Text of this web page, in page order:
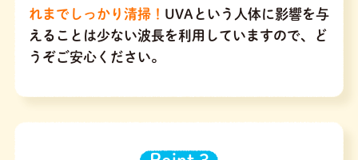
れまでしっかり清掃！ UVAという人体に影響を与
えることは少ない波長を利用していますので、ど
うぞご安心ください。